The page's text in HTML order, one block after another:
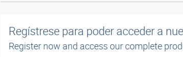
Regístrese para poder acceder a
Register now and access our complete